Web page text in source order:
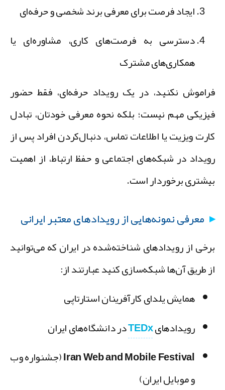
ایجاد فرصت برای معرفی برند شخصی و حرفه‌ای
دسترسی به فرصت‌های کاری، مشاوره‌ای یا
همکاری‌های مشترک
نکنید، در یک رویداد حرفه‌ای، فقط حضور
مهم نیست؛ بلکه نحوه معرفی خودتان، تبادل
ویزیت یا اطلاعات تماس، دنبال‌کردن افراد پس از
در شبکه‌های اجتماعی و حفظ ارتباط، از اهمیت
برخوردار است.
معرفی نمونه‌هایی از رویدادهای معتبر ایرانی
از رویدادهای شناخته‌شده در ایران که می‌توانید
طریق آن‌ها شبکه‌سازی کنید عبارتند از:
همایش یلدای کارآفرینان استارتاپی
رویدادهایTEDxدر دانشگاه‌های ایران
Iran Web and Mobile Festival (جشنواره وب
و موبایل ایران)